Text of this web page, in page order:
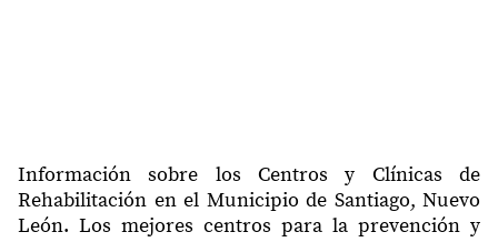
Información sobre los Centros y Clínicas de
Rehabilitación en el Municipio de Santiago, Nuevo
León. Los mejores centros para la prevención y